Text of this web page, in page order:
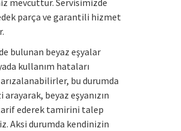
parça ve garantili hizmet
bulunan beyaz eşyalar
kullanım hataları
bu durumda
beyaz eşyanızın
tarif ederek tamirini talep
Aksi durumda kendinizin